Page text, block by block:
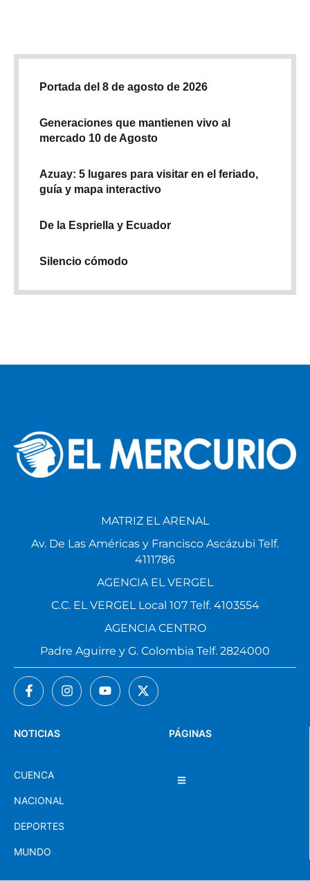
Portada del 8 de agosto de 2026
Generaciones que mantienen vivo al
mercado 10 de Agosto
Azuay: 5 lugares para visitar en el feriado,
guía y mapa interactivo
De la Espriella y Ecuador
Silencio cómodo
PÁGINAS
NOTICIAS
CUENCA
NACIONAL
DEPORTES
MUNDO
MATRIZ EL ARENAL
Av. De Las Américas y Francisco Ascázubi Telf.
4111786
AGENCIA EL VERGEL
C.C. EL VERGEL Local 107 Telf. 4103554
AGENCIA CENTRO
Padre Aguirre y G. Colombia Telf. 2824000